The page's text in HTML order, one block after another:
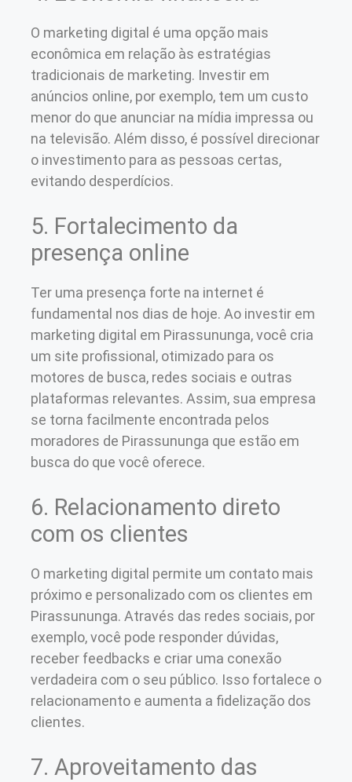
O marketing digital é uma opção mais
econômica em relação às estratégias
tradicionais de marketing. Investir em
anúncios online, por exemplo, tem um custo
menor do que anunciar na mídia impressa ou
na televisão. Além disso, é possível direcionar
o investimento para as pessoas certas,
evitando desperdícios.
5. Fortalecimento da
presença online
Ter uma presença forte na internet é
fundamental nos dias de hoje. Ao investir em
marketing digital em Pirassununga, você cria
um site profissional, otimizado para os
motores de busca, redes sociais e outras
plataformas relevantes. Assim, sua empresa
se torna facilmente encontrada pelos
moradores de Pirassununga que estão em
busca do que você oferece.
6. Relacionamento direto
com os clientes
O marketing digital permite um contato mais
próximo e personalizado com os clientes em
Pirassununga. Através das redes sociais, por
exemplo, você pode responder dúvidas,
receber feedbacks e criar uma conexão
verdadeira com o seu público. Isso fortalece o
relacionamento e aumenta a fidelização dos
clientes.
7. Aproveitamento das